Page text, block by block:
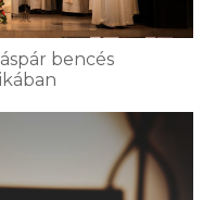
bencés